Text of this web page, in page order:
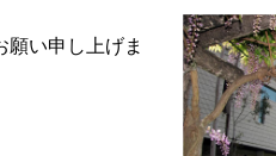
願い申し上げま